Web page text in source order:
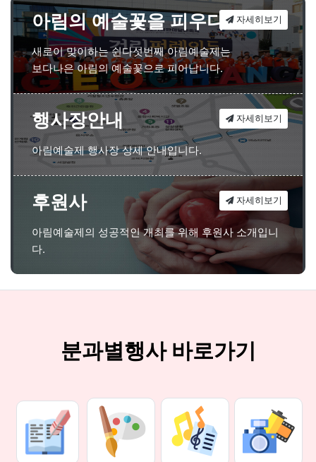
아림의 예술꽃을 피우다
새로이 맞이하는 쉰다섯번째 아림예술제는
보다나은 아림의 예술꽃으로 피어납니다.
자세히보기
행사장안내
아림예술제 행사장 상세 안내입니다.
자세히보기
후원사
아림예술제의 성공적인 개최를 위해 후원사 소개입니
다.
자세히보기
분과별행사 바로가기